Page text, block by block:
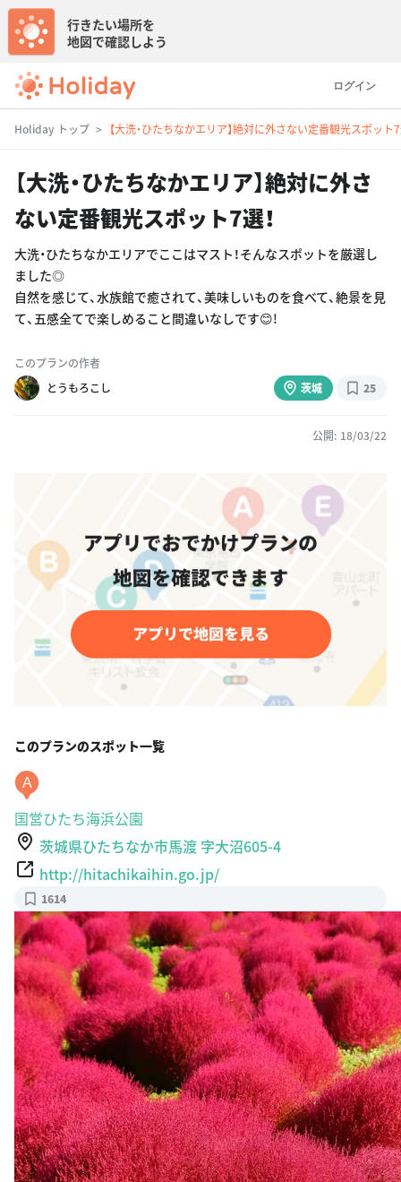
ログイン
行きたい場所を
地図で確認しよう
Holiday トップ 【大洗・ひたちなかエリア】絶対に外さない定番観光スポット7
【大洗・ひたちなかエリア】絶対に外さ
ない定番観光スポット7選！
大洗・ひたちなかエリアでここはマスト！そんなスポットを厳選し
ました◎
自然を感じて、水族館で癒されて、美味しいものを食べて、絶景を見
て、五感全てで楽しめること間違いなしです😊!
このプランの作者
とうもろこし
茨城 25
公開: 18/03/22
このプランのスポット一覧
A
国営ひたち海浜公園
茨城県ひたちなか市馬渡 字大沼605-4
http://hitachikaihin.go.jp/
1614